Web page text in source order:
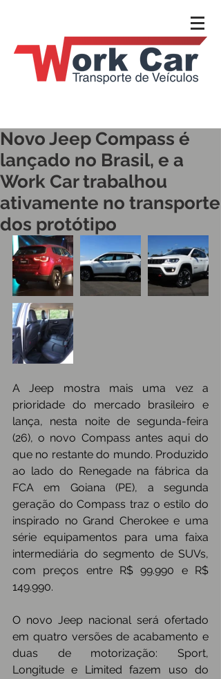
Novo Jeep Compass é
lançado no Brasil, e a
Work Car trabalhou
ativamente no transporte
dos protótipo
A Jeep mostra mais uma vez a
prioridade do mercado brasileiro e
lança, nesta noite de segunda-feira
(26), o novo Compass antes aqui do
que no restante do mundo. Produzido
ao lado do Renegade na fábrica da
FCA em Goiana (PE), a segunda
geração do Compass traz o estilo do
inspirado no Grand Cherokee e uma
série equipamentos para uma faixa
intermediária do segmento de SUVs,
com preços entre R$ 99.990 e R$
149.990.
O novo Jeep nacional será ofertado
em quatro versões de acabamento e
duas de motorização: Sport,
Longitude e Limited fazem uso do